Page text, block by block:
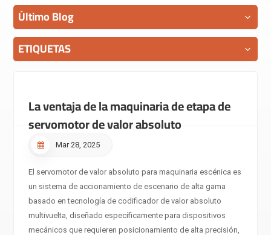
Último Blog
ETIQUETAS
La ventaja de la maquinaria de etapa de
servomotor de valor absoluto
Mar 28, 2025
El servomotor de valor absoluto para maquinaria escénica es
un sistema de accionamiento de escenario de alta gama
basado en tecnología de codificador de valor absoluto
multivuelta, diseñado específicamente para dispositivos
mecánicos que requieren posicionamiento de alta precisión,